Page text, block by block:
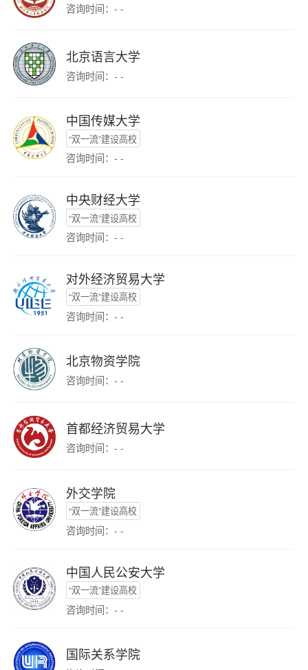
咨询时间：- -
北京语言大学
咨询时间：- -
中国传媒大学
“双一流”建设高校
咨询时间：- -
中央财经大学
“双一流”建设高校
咨询时间：- -
对外经济贸易大学
“双一流”建设高校
咨询时间：- -
北京物资学院
咨询时间：- -
首都经济贸易大学
咨询时间：- -
外交学院
“双一流”建设高校
咨询时间：- -
中国人民公安大学
“双一流”建设高校
咨询时间：- -
国际关系学院